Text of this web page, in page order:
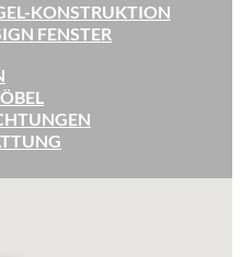
KONSTRUKTION
FENSTER